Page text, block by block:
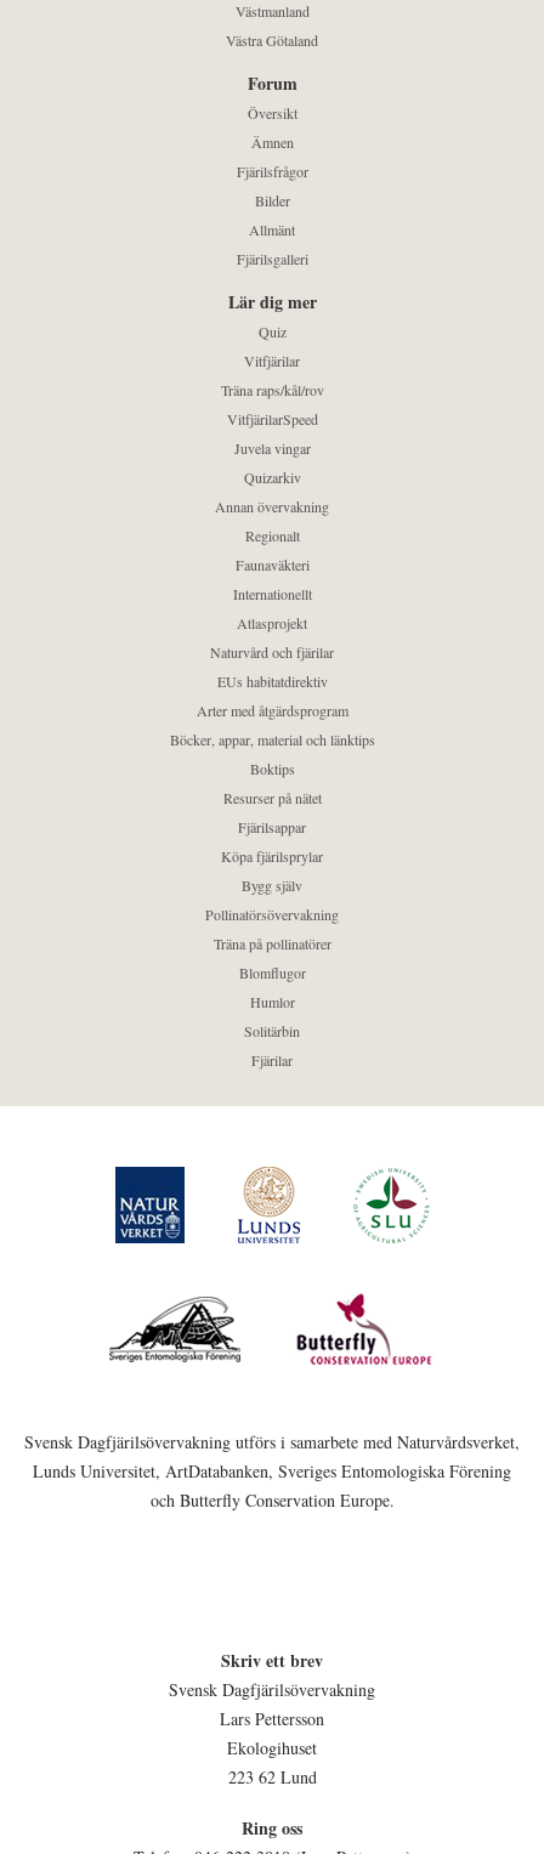
Västmanland
Västra Götaland
Forum
Översikt
Ämnen
Fjärilsfrågor
Bilder
Allmänt
Fjärilsgalleri
Lär dig mer
Quiz
Vitfjärilar
Träna raps/kål/rov
VitfjärilarSpeed
Juvela vingar
Quizarkiv
Annan övervakning
Regionalt
Faunaväkteri
Internationellt
Atlasprojekt
Naturvård och fjärilar
EUs habitatdirektiv
Arter med åtgärdsprogram
Böcker, appar, material och länktips
Boktips
Resurser på nätet
Fjärilsappar
Köpa fjärilsprylar
Bygg själv
Pollinatörsövervakning
Träna på pollinatörer
Blomflugor
Humlor
Solitärbin
Fjärilar
Svensk Dagfjärilsövervakning utförs i samarbete med Naturvårdsverket,
Lunds Universitet, ArtDatabanken, Sveriges Entomologiska Förening
och Butterfly Conservation Europe.
Skriv ett brev
Svensk Dagfjärilsövervakning
Lars Pettersson
Ekologihuset
223 62 Lund
Ring oss